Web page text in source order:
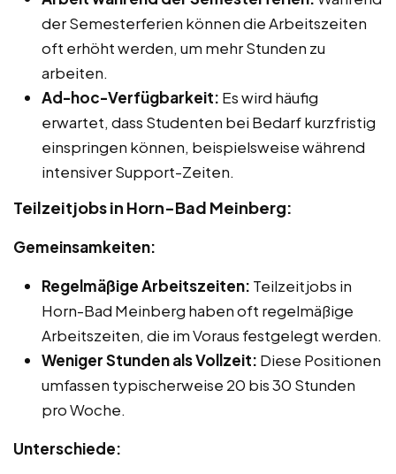
der Semesterferien können die Arbeitszeiten
oft erhöht werden, um mehr Stunden zu
arbeiten.
Ad-hoc-Verfügbarkeit: Es wird häufig
erwartet, dass Studenten bei Bedarf kurzfristig
einspringen können, beispielsweise während
intensiver Support-Zeiten.
Teilzeitjobs in Horn-Bad Meinberg:
Gemeinsamkeiten:
Regelmäßige Arbeitszeiten: Teilzeitjobs in
Horn-Bad Meinberg haben oft regelmäßige
Arbeitszeiten, die im Voraus festgelegt werden.
Weniger Stunden als Vollzeit: Diese Positionen
umfassen typischerweise 20 bis 30 Stunden
pro Woche.
Unterschiede: